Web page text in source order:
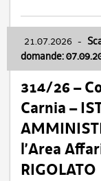
21.07.2026 -
domande:
314/26 –
Carnia –
l’Area
RIGOLATO